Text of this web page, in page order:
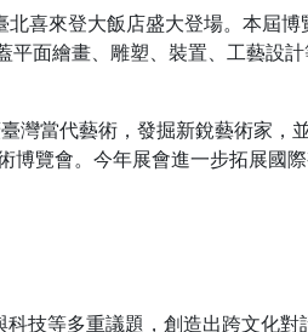
喜來登大飯店盛大登場。本屆
面繪畫、雕塑、裝置、工藝設
灣當代藝術，發掘新銳藝術家，
博覽會。今年展會進一步拓展國
技等多重議題，創造出跨文化對